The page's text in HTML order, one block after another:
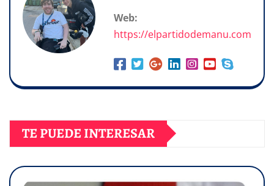
Web:
https://elpartidodemanu.com
TE PUEDE INTERESAR